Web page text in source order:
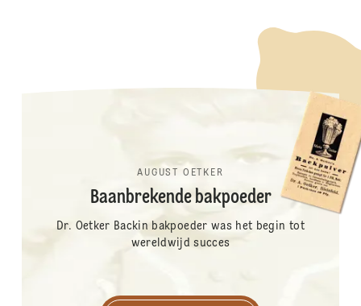
AUGUST OETKER
Baanbrekende bakpoeder
Dr. Oetker Backin bakpoeder was het begin tot
wereldwijd succes